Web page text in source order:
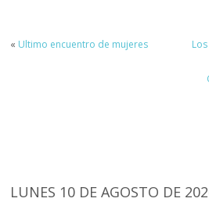
« Ultimo encuentro de mujeres
LUNES 10 DE AGOSTO DE